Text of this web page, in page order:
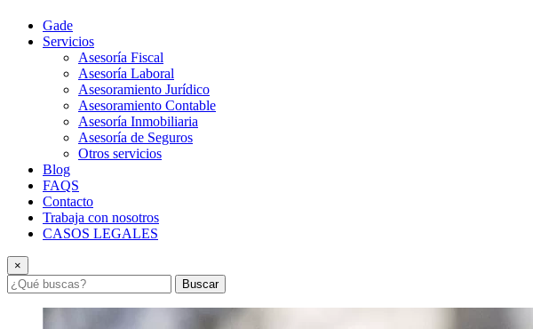
Gade
Servicios
Asesoría Fiscal
Asesoría Laboral
Asesoramiento Jurídico
Asesoramiento Contable
Asesoría Inmobiliaria
Asesoría de Seguros
Otros servicios
Blog
FAQS
Contacto
Trabaja con nosotros
CASOS LEGALES
×
Buscar